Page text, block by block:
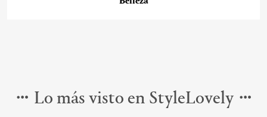
Lo más visto en StyleLovely